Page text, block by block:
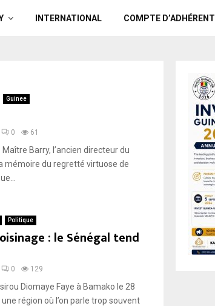
INTERNATIONAL COMPTE D’ADHÉRENT
Guinee
0 61
Barry, l’ancien directeur du
mémoire du regretté virtuose de
Politique
: le Sénégal tend
0 129
Diomaye Faye à Bamako le 28
région où l’on parle trop souvent